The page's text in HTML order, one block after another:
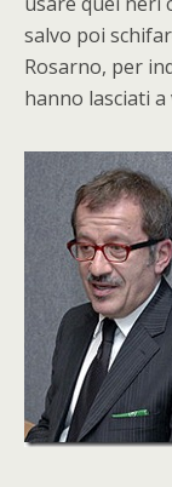
salvo poi
Rosarno, per
hanno lasciati